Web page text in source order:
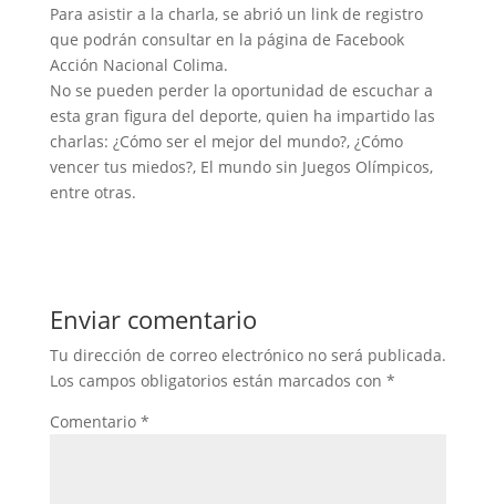
Para asistir a la charla, se abrió un link de registro
que podrán consultar en la página de Facebook
Acción Nacional Colima.
No se pueden perder la oportunidad de escuchar a
esta gran figura del deporte, quien ha impartido las
charlas: ¿Cómo ser el mejor del mundo?, ¿Cómo
vencer tus miedos?, El mundo sin Juegos Olímpicos,
entre otras.
Enviar comentario
Tu dirección de correo electrónico no será publicada.
Los campos obligatorios están marcados con *
Comentario *